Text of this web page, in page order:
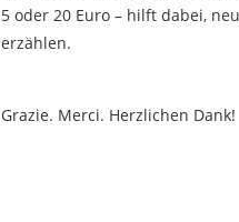
5 oder 20 Euro – hilft dabei,
erzählen.
Grazie. Merci. Herzlichen Dank!